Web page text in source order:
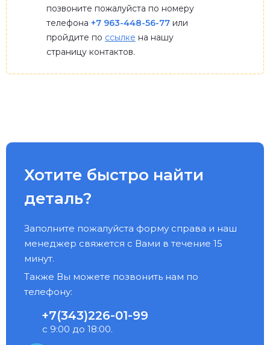
позвоните пожалуйста по номеру
телефона +7 963-448-56-77 или
пройдите по ссылке на нашу
страницу контактов.
Хотите быстро найти
деталь?
Заполните пожалуйста форму справа и наш
менеджер свяжется с Вами в течение 15
минут.
Также Вы можете позвонить нам по
телефону:
+7(343)226-01-99
с 9:00 до 18:00.